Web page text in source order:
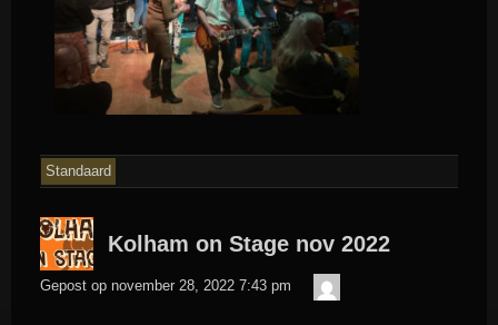
Standaard
Kolham on Stage nov 2022
Gepost op november 28, 2022 7:43 pm